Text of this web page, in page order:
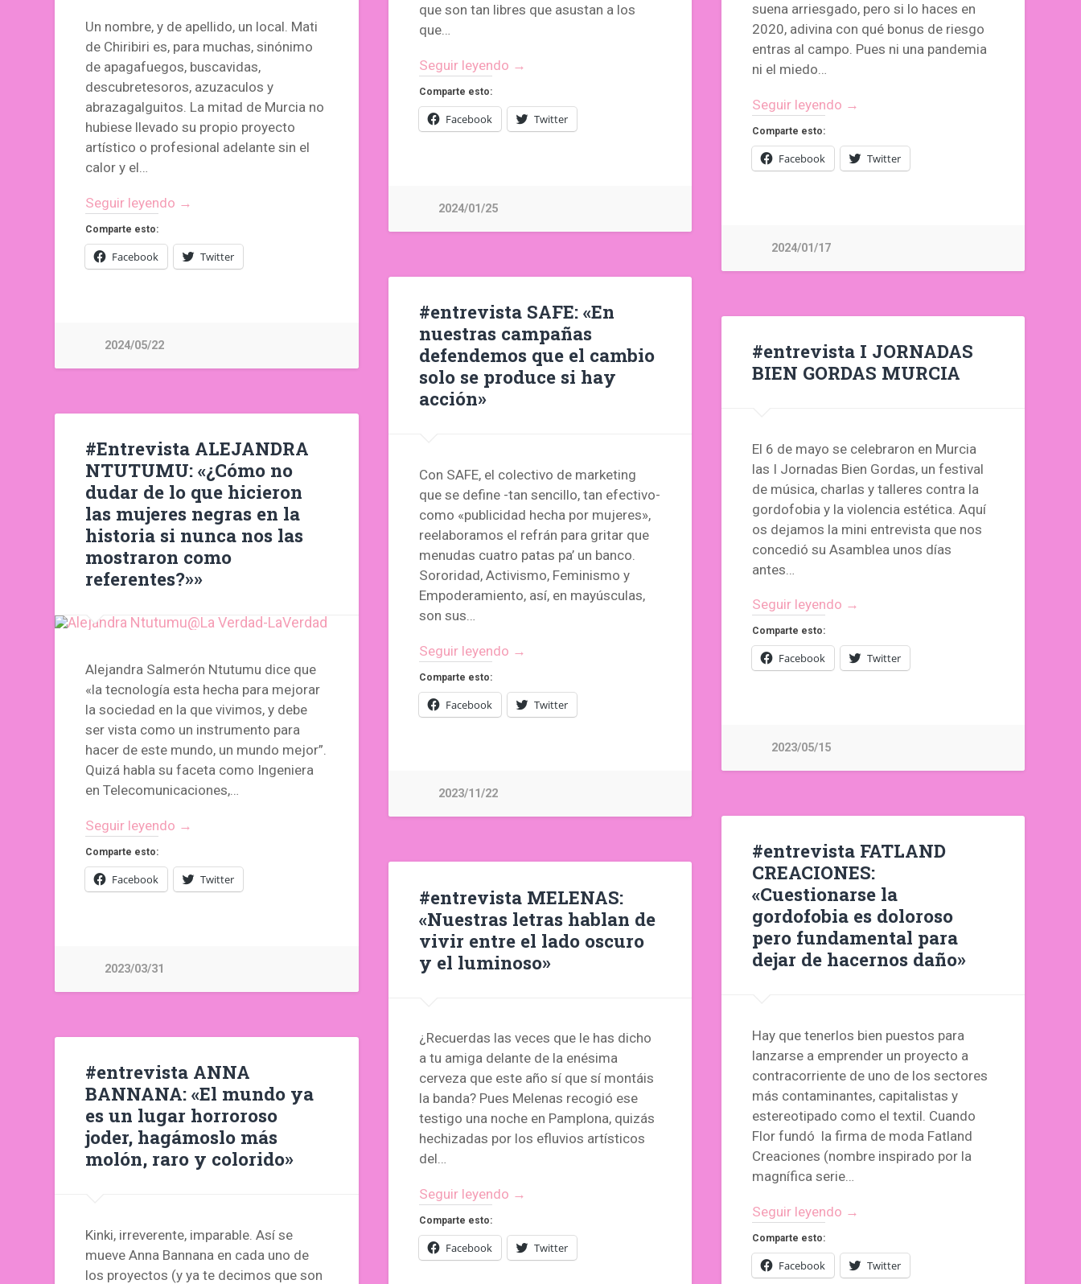
Un nombre, y de apellido, un local. Mati
de Chiribiri es, para muchas, sinónimo
de apagafuegos, buscavidas,
descubretesoros, azuzaculos y
abrazagalguitos. La mitad de Murcia no
hubiese llevado su propio proyecto
artístico o profesional adelante sin el
calor y el…
Seguir leyendo →
Comparte esto:
Facebook Twitter
2024/05/22
que son tan libres que asustan a los
que…
Seguir leyendo →
Comparte esto:
Facebook Twitter
2024/01/25
suena arriesgado, pero si lo haces en
2020, adivina con qué bonus de riesgo
entras al campo. Pues ni una pandemia
ni el miedo…
Seguir leyendo →
Comparte esto:
Facebook Twitter
2024/01/17
#entrevista SAFE: «En
nuestras campañas
defendemos que el cambio
solo se produce si hay
acción»
Con SAFE, el colectivo de marketing
que se define -tan sencillo, tan efectivo-
como «publicidad hecha por mujeres»,
reelaboramos el refrán para gritar que
menudas cuatro patas pa’ un banco.
Sororidad, Activismo, Feminismo y
Empoderamiento, así, en mayúsculas,
son sus…
Seguir leyendo →
Comparte esto:
Facebook Twitter
2023/11/22
#entrevista I JORNADAS
BIEN GORDAS MURCIA
El 6 de mayo se celebraron en Murcia
las I Jornadas Bien Gordas, un festival
de música, charlas y talleres contra la
gordofobia y la violencia estética. Aquí
os dejamos la mini entrevista que nos
concedió su Asamblea unos días
antes…
Seguir leyendo →
Comparte esto:
Facebook Twitter
2023/05/15
#Entrevista ALEJANDRA
NTUTUMU: «¿Cómo no
dudar de lo que hicieron
las mujeres negras en la
historia si nunca nos las
mostraron como
referentes?»»
Alejandra Salmerón Ntutumu dice que
«la tecnología esta hecha para mejorar
la sociedad en la que vivimos, y debe
ser vista como un instrumento para
hacer de este mundo, un mundo mejor”.
Quizá habla su faceta como Ingeniera
en Telecomunicaciones,…
Seguir leyendo →
Comparte esto:
Facebook Twitter
2023/03/31
#entrevista FATLAND
CREACIONES:
«Cuestionarse la
gordofobia es doloroso
pero fundamental para
dejar de hacernos daño»
Hay que tenerlos bien puestos para
lanzarse a emprender un proyecto a
contracorriente de uno de los sectores
más contaminantes, capitalistas y
estereotipado como el textil. Cuando
Flor fundó la firma de moda Fatland
Creaciones (nombre inspirado por la
magnífica serie…
Seguir leyendo →
Comparte esto:
Facebook Twitter
#entrevista MELENAS:
«Nuestras letras hablan de
vivir entre el lado oscuro
y el luminoso»
¿Recuerdas las veces que le has dicho
a tu amiga delante de la enésima
cerveza que este año sí que sí montáis
la banda? Pues Melenas recogió ese
testigo una noche en Pamplona, quizás
hechizadas por los efluvios artísticos
del…
Seguir leyendo →
Comparte esto:
Facebook Twitter
#entrevista ANNA
BANNANA: «El mundo ya
es un lugar horroroso
joder, hagámoslo más
molón, raro y colorido»
Kinki, irreverente, imparable. Así se
mueve Anna Bannana en cada uno de
los proyectos (y ya te decimos que son